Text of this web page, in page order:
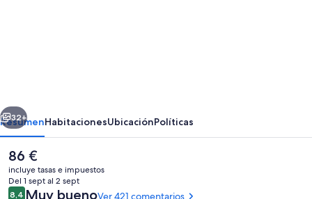
Siguiente
32+
ResumenHabitacionesUbicaciónPolíticas
El
precio
actual
es
86 €
incluye tasas e impuestos
Del 1 sept al 2 sept
Comentarios
8,4 Muy buenoVer 421 comentarios